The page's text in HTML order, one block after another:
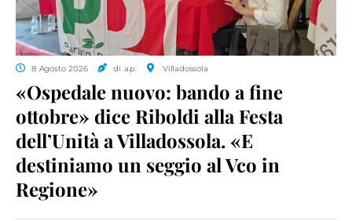
8 Agosto 2026 di a.p. Villadossola
«Ospedale nuovo: bando a fine
ottobre» dice Riboldi alla Festa
dell’Unità a Villadossola. «E
destiniamo un seggio al Vco in
Regione»